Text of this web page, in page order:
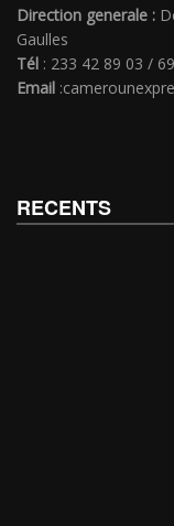
Direction generale :
Gaulles
Tél : 233 42 89 03 /
Email
RECENTS